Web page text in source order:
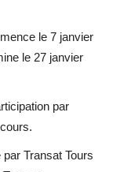
le 7 janvier
le 27 janvier
par
Transat Tours